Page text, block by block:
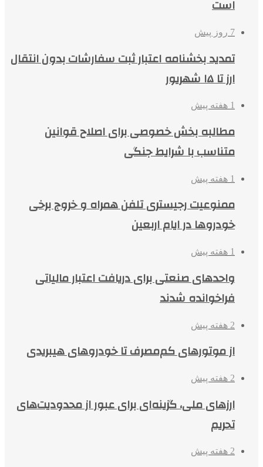
است
7 روز پیش
تمدید بخشنامه اعتبار ثبت سفارشات بدون انتقال
ارز تا ۱۵ شهریور
1 هفته پیش
مطالبه بخش خصوصی برای اصلاح قوانین
متناسب با شرایط جنگی
1 هفته پیش
ممنوعیت رجیستری تلفن همراه و خروج برخی
خودروها در ایام اربعین
1 هفته پیش
واحدهای صنعتی برای دریافت اعتبار مالیاتی
فراخوانده شدند
2 هفته پیش
از موتورهای کم‌مصرف تا خودروهای هیبریدی
2 هفته پیش
ارزهای ملی، گزینه‌ای برای عبور از محدودیت‌های
تحریم
2 هفته پیش